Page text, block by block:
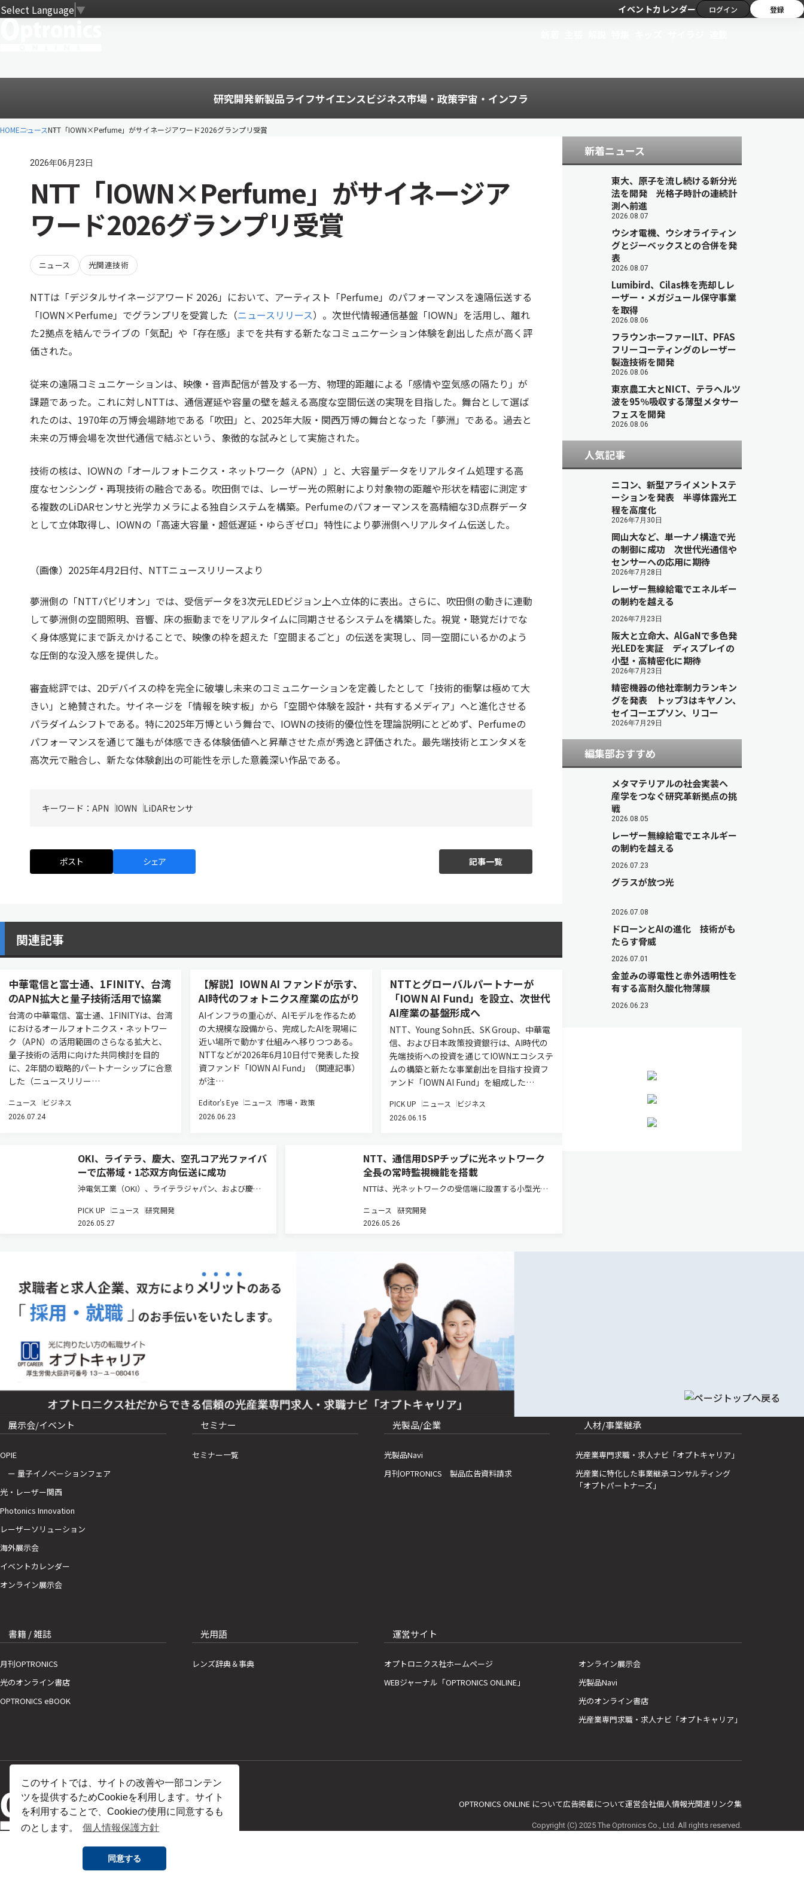
このサイトでは、サイトの改善や一部コンテン
ツを提供するためCookieを利用します。サイト
を利用することで、Cookieの使用に同意するも
のとします。
個人情報保護方針
同意する
Select Language▼ イベントカレンダー ログイン 登録
研究開発新製品ライフサイエンスビジネス市場・政策宇宙・インフラ
HOMEニュースNTT「IOWN×Perfume」がサイネージアワード2026グランプリ受賞
2026年06月23日
NTT「IOWN×Perfume」がサイネージア
ワード2026グランプリ受賞
ニュース 光関連技術
NTTは「デジタルサイネージアワード 2026」において、アーティスト「Perfume」のパフォーマンスを遠隔伝送する
「IOWN×Perfume」でグランプリを受賞した（ニュースリリース）。次世代情報通信基盤「IOWN」を活用し、離れ
た2拠点を結んでライブの「気配」や「存在感」までを共有する新たなコミュニケーション体験を創出した点が高く評
価された。
従来の遠隔コミュニケーションは、映像・音声配信が普及する一方、物理的距離による「感情や空気感の隔たり」が
課題であった。これに対しNTTは、通信遅延や容量の壁を越える高度な空間伝送の実現を目指した。舞台として選ば
れたのは、1970年の万博会場跡地である「吹田」と、2025年大阪・関西万博の舞台となった「夢洲」である。過去と
未来の万博会場を次世代通信で結ぶという、象徴的な試みとして実施された。
技術の核は、IOWNの「オールフォトニクス・ネットワーク（APN）」と、大容量データをリアルタイム処理する高
度なセンシング・再現技術の融合である。吹田側では、レーザー光の照射により対象物の距離や形状を精密に測定す
る複数のLiDARセンサと光学カメラによる独自システムを構築。Perfumeのパフォーマンスを高精細な3D点群データ
として立体取得し、IOWNの「高速大容量・超低遅延・ゆらぎゼロ」特性により夢洲側へリアルタイム伝送した。
（画像）2025年4月2日付、NTTニュースリリースより
夢洲側の「NTTパビリオン」では、受信データを3次元LEDビジョン上へ立体的に表出。さらに、吹田側の動きに連動
して夢洲側の空間照明、音響、床の振動までをリアルタイムに同期させるシステムを構築した。視覚・聴覚だけでな
く身体感覚にまで訴えかけることで、映像の枠を超えた「空間まるごと」の伝送を実現し、同一空間にいるかのよう
な圧倒的な没入感を提供した。
審査総評では、2Dデバイスの枠を完全に破壊し未来のコミュニケーションを定義したとして「技術的衝撃は極めて大
きい」と絶賛された。サイネージを「情報を映す板」から「空間や体験を設計・共有するメディア」へと進化させる
パラダイムシフトである。特に2025年万博という舞台で、IOWNの技術的優位性を理論説明にとどめず、Perfumeの
パフォーマンスを通じて誰もが体感できる体験価値へと昇華させた点が秀逸と評価された。最先端技術とエンタメを
高次元で融合し、新たな体験創出の可能性を示した意義深い作品である。
キーワード： APN IOWN LiDARセンサ
ポスト シェア 記事一覧
関連記事
中華電信と富士通、1FINITY、台湾
のAPN拡大と量子技術活用で協業
台湾の中華電信、富士通、1FINITYは、台湾
におけるオールフォトニクス・ネットワー
ク（APN）の活用範囲のさらなる拡大と、
量子技術の活用に向けた共同検討を目的
に、2年間の戦略的パートナーシップに合意
した（ニュースリリー…
ニュース ビジネス
2026.07.24
【解説】IOWN AI ファンドが示す、
AI時代のフォトニクス産業の広がり
AIインフラの重心が、AIモデルを作るため
の大規模な設備から、完成したAIを現場に
近い場所で動かす仕組みへ移りつつある。
NTTなどが2026年6月10日付で発表した投
資ファンド「IOWN AI Fund」（関連記事）
が注…
Editor's Eye ニュース 市場・政策
2026.06.23
NTTとグローバルパートナーが
「IOWN AI Fund」を設立、次世代
AI産業の基盤形成へ
NTT、Young Sohn氏、SK Group、中華電
信、および日本政策投資銀行は、AI時代の
先端技術への投資を通じてIOWNエコシステ
ムの構築と新たな事業創出を目指す投資フ
ァンド「IOWN AI Fund」を組成した…
PICK UP ニュース ビジネス
2026.06.15
OKI、ライテラ、慶大、空孔コア光ファイバ
ーで広帯域・1芯双方向伝送に成功
沖電気工業（OKI）、ライテラジャパン、および慶應
代光回線の実証において、1.26μmから1.58μmの広帯域
波長多重信号による1芯双方向伝送に世界で初めて成
PICK UP ニュース 研究開発
2026.05.27
NTT、通信用DSPチップに光ネットワーク
全長の常時監視機能を搭載
NTTは、光ネットワークの受信端に設置する小型光ト
の状態を可視化する機能を、世界で初めて通信用デジ
タル信号処理チップに搭載したと発表した。専用測定
ニュース 研究開発
2026.05.26
新着ニュース
東大、原子を流し続ける新分光
法を開発 光格子時計の連続計
測へ前進
2026.08.07
ウシオ電機、ウシオライティン
グとジーベックスとの合併を発
表
2026.08.07
Lumibird、Cilas株を売却しレ
ーザー・メガジュール保守事業
を取得
2026.08.06
フラウンホーファーILT、PFAS
フリーコーティングのレーザー
製造技術を開発
2026.08.06
東京農工大とNICT、テラヘルツ
波を95％吸収する薄型メタサー
フェスを開発
2026.08.06
人気記事
ニコン、新型アライメントステ
ーションを発表 半導体露光工
程を高度化
2026年7月30日
岡山大など、単一ナノ構造で光
の制御に成功 次世代光通信や
センサーへの応用に期待
2026年7月28日
レーザー無線給電でエネルギー
の制約を越える
2026年7月23日
阪大と立命大、AlGaNで多色発
光LEDを実証 ディスプレイの
小型・高精密化に期待
2026年7月23日
精密機器の他社牽制力ランキン
グを発表 トップ3はキヤノン、
セイコーエプソン、リコー
2026年7月29日
編集部おすすめ
メタマテリアルの社会実装へ
産学をつなぐ研究革新拠点の挑
戦
2026.08.05
レーザー無線給電でエネルギー
の制約を越える
2026.07.23
グラスが放つ光
2026.07.08
ドローンとAIの進化 技術がも
たらす脅威
2026.07.01
金並みの導電性と赤外透明性を
有する高耐久酸化物薄膜
2026.06.23
展示会/イベント
OPIE
ー 量子イノベーションフェア
光・レーザー関西
Photonics Innovation
レーザーソリューション
海外展示会
イベントカレンダー
オンライン展示会
セミナー
セミナー一覧
光製品/企業
光製品Navi
月刊OPTRONICS 製品広告資料請求
人材/事業継承
光産業専門求職・求人ナビ「オプトキャリア」
光産業に特化した事業継承コンサルティング
「オプトパートナーズ」
書籍 / 雑誌
月刊OPTRONICS
光のオンライン書店
OPTRONICS eBOOK
光用語
レンズ辞典＆事典
運営サイト
オプトロニクス社ホームページ
WEBジャーナル「OPTRONICS ONLINE」
オンライン展示会
光製品Navi
光のオンライン書店
光産業専門求職・求人ナビ「オプトキャリア」
OPTRONICS ONLINE について広告掲載について運営会社個人情報光関連リンク集
Copyright (C) 2025 The Optronics Co., Ltd. All rights reserved.